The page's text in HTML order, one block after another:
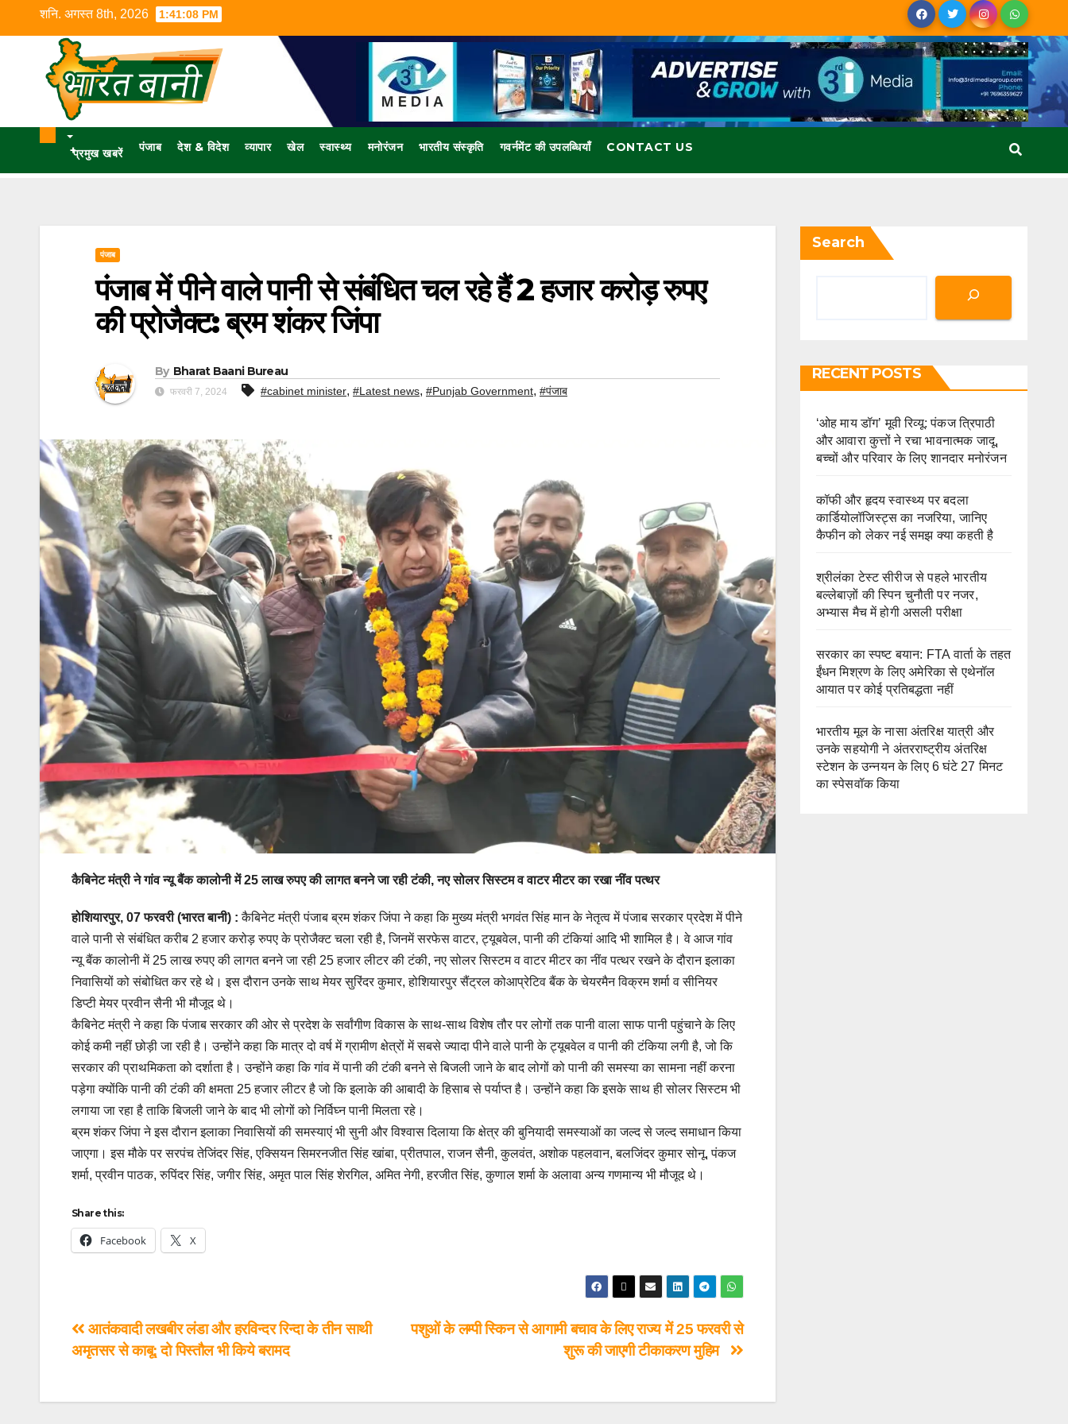
शनि. अगस्त 8th, 2026 1:41:09 PM
+प्रमुख खबरें पंजाब देश & विदेश व्यापार खेल स्वास्थ्य मनोरंजन भारतीय संस्कृति गवर्नमेंट की उपलब्धियाँ CONTACT US
पंजाब
पंजाब में पीने वाले पानी से संबंंधित चल रहे हैं 2 हजार करोड़ रुपए
की प्रोजैक्ट: ब्रम शंकर जिंपा
By Bharat Baani Bureau
फरवरी 7, 2024 #cabinet minister, #Latest news, #Punjab Government, #पंजाब
कैबिनेट मंत्री ने गांव न्यू बैंक कालोनी में 25 लाख रुपए की लागत बनने जा रही टंकी, नए सोलर सिस्टम व वाटर मीटर का रखा नींव पत्थर
होशियारपुर, 07 फरवरी(भारत बानी) : कैबिनेट मंत्री पंजाब ब्रम शंकर जिंपा ने कहा कि मुख्य मंत्री भगवंत सिंह मान के नेतृत्व में पंजाब सरकार प्रदेश में पीने
वाले पानी से संबंधित करीब 2 हजार करोड़ रुपए के प्रोजैक्ट चला रही है, जिनमें सरफेस वाटर, ट्यूबवेल, पानी की टंकियां आदि भी शामिल है। वे आज गांव
न्यू बैंक कालोनी में 25 लाख रुपए की लागत बनने जा रही 25 हजार लीटर की टंकी, नए सोलर सिस्टम व वाटर मीटर का नींव पत्थर रखने के दौरान इलाका
निवासियों को संबोधित कर रहे थे। इस दौरान उनके साथ मेयर सुरिंदर कुमार, होशियारपुर सैंट्रल कोआप्रेटिव बैंक के चेयरमैन विक्रम शर्मा व सीनियर
डिप्टी मेयर प्रवीन सैनी भी मौजूद थे।
कैबिनेट मंत्री ने कहा कि पंजाब सरकार की ओर से प्रदेश के सर्वांगीण विकास के साथ-साथ विशेष तौर पर लोगों तक पानी वाला साफ पानी पहुंचाने के लिए
कोई कमी नहीं छोड़ी जा रही है। उन्होंने कहा कि मात्र दो वर्ष में ग्रामीण क्षेत्रों में सबसे ज्यादा पीने वाले पानी के ट्यूबवेल व पानी की टंकिया लगी है, जो कि
सरकार की प्राथमिकता को दर्शाता है। उन्होंने कहा कि गांव में पानी की टंकी बनने से बिजली जाने के बाद लोगों को पानी की समस्या का सामना नहीं करना
पड़ेगा क्योंकि पानी की टंकी की क्षमता 25 हजार लीटर है जो कि इलाके की आबादी के हिसाब से पर्याप्त है। उन्होंने कहा कि इसके साथ ही सोलर सिस्टम भी
लगाया जा रहा है ताकि बिजली जाने के बाद भी लोगों को निर्विघ्न पानी मिलता रहे।
ब्रम शंकर जिंपा ने इस दौरान इलाका निवासियों की समस्याएं भी सुनी और विश्वास दिलाया कि क्षेत्र की बुनियादी समस्याओं का जल्द से जल्द समाधान किया
जाएगा। इस मौके पर सरपंच तेजिंदर सिंह, एक्सियन सिमरनजीत सिंह खांबा, प्रीतपाल, राजन सैनी, कुलवंत, अशोक पहलवान, बलजिंदर कुमार सोनू, पंकज
शर्मा, प्रवीन पाठक, रुपिंदर सिंह, जगीर सिंह, अमृत पाल सिंह शेरगिल, अमित नेगी, हरजीत सिंह, कुणाल शर्मा के अलावा अन्य गणमान्य भी मौजूद थे।
Share this:
Facebook X
पशुओं के लम्पी स्किन से आगामी बचाव के लिए राज्य में 25 फरवरी से
शुरू की जाएगी टीकाकरण मुहिम
आतंकवादी लखबीर लंडा और हरविन्दर रिन्दा के तीन साथी
अमृतसर से काबू; दो पिस्तौल भी किये बरामद
Search
RECENT POSTS
‘ओह माय डॉग’ मूवी रिव्यू: पंकज त्रिपाठी
और आवारा कुत्तों ने रचा भावनात्मक जादू,
बच्चों और परिवार के लिए शानदार मनोरंजन
कॉफी और हृदय स्वास्थ्य पर बदला
कार्डियोलॉजिस्ट्स का नजरिया, जानिए
कैफीन को लेकर नई समझ क्या कहती है
श्रीलंका टेस्ट सीरीज से पहले भारतीय
बल्लेबाज़ों की स्पिन चुनौती पर नजर,
अभ्यास मैच में होगी असली परीक्षा
सरकार का स्पष्ट बयान: FTA वार्ता के तहत
ईंधन मिश्रण के लिए अमेरिका से एथेनॉल
आयात पर कोई प्रतिबद्धता नहीं
भारतीय मूल के नासा अंतरिक्ष यात्री और
उनके सहयोगी ने अंतरराष्ट्रीय अंतरिक्ष
स्टेशन के उन्नयन के लिए 6 घंटे 27 मिनट
का स्पेसवॉक किया